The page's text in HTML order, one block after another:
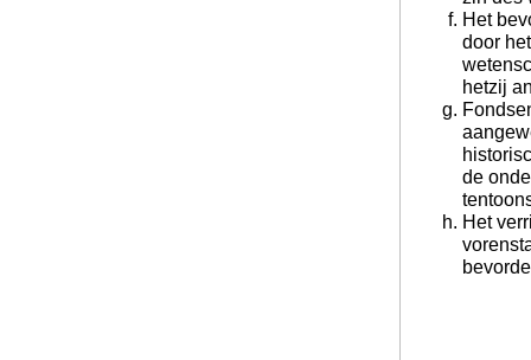
Het
door
hetzij
de
Het